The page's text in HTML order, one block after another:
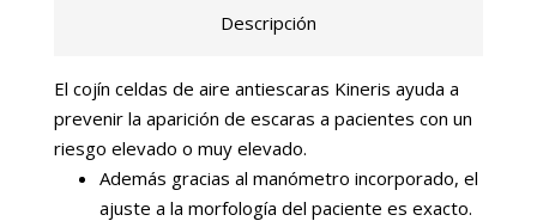
Descripción
El cojín celdas de aire antiescaras Kineris ayuda a
prevenir la aparición de escaras a pacientes con un
riesgo elevado o muy elevado.
Además gracias al manómetro incorporado, el
ajuste a la morfología del paciente es exacto.